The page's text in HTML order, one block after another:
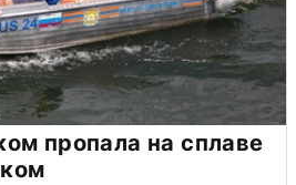
пропала на сплаве